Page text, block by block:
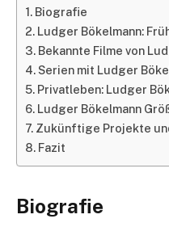
Biografie
Ludger Bökelmann:
Bekannte Filme von
Serien mit Ludger
Privatleben: Ludger
Ludger Bökelmann
Zukünftige Projekte
Fazit
Biografie